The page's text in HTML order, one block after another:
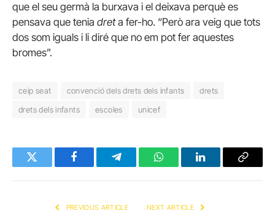
que el seu germà la burxava i el deixava perquè es
pensava que tenia dreta fer-ho. “Però ara veig que tots
dos som iguals i li diré que no em pot fer aquestes
bromes”.
ceip seat convenció dels drets dels infants
drets
drets dels infants
escoles unicef
Twitter FacebookTelegramWhatsAppLinkedInCopy
PREVIOUS ARTICLE NEXT ARTICLE